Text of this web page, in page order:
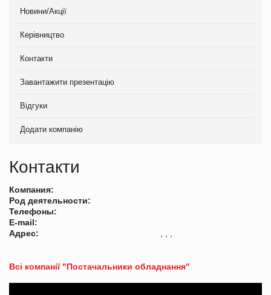
Новини/Акції
Керівництво
Контакти
Завантажити презентацію
Відгуки
Додати компанію
Контакти
Компания:
Род деятельности:
Телефоны:
E-mail:
Адрес:
Всі компанії "Постачальники обладнання"